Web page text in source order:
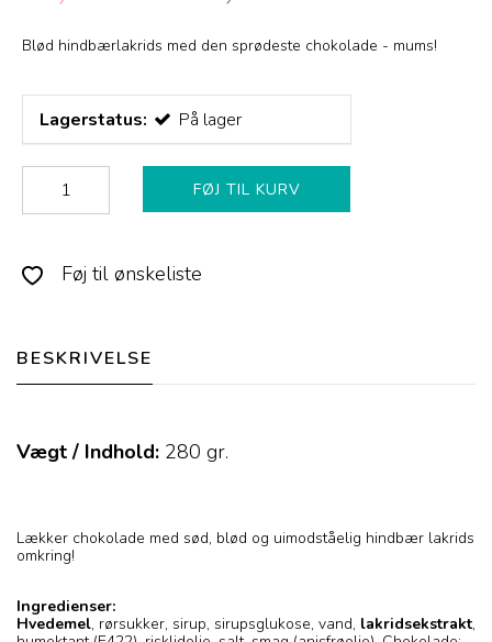
Blød hindbærlakrids med den sprødeste chokolade - mums!
Lagerstatus: På lager
FØJ TIL KURV
Føj til ønskeliste
BESKRIVELSE
Vægt / Indhold: 280 gr.
Lækker chokolade med sød, blød og uimodståelig hindbær lakrids
omkring!
Ingredienser:
Hvedemel, rørsukker, sirup, sirupsglukose, vand, lakridsekstrakt,